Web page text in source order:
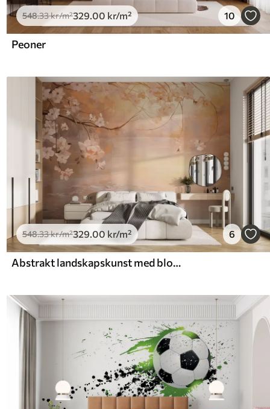
548.33kr/m²329 .00 kr/m² 10
Peoner
548.33kr/m²329.00 kr/m² 6
Abstrakt landskapskunst med blomstrende grener og hvite blomster som henger over en innsjø, myke pastellfarger